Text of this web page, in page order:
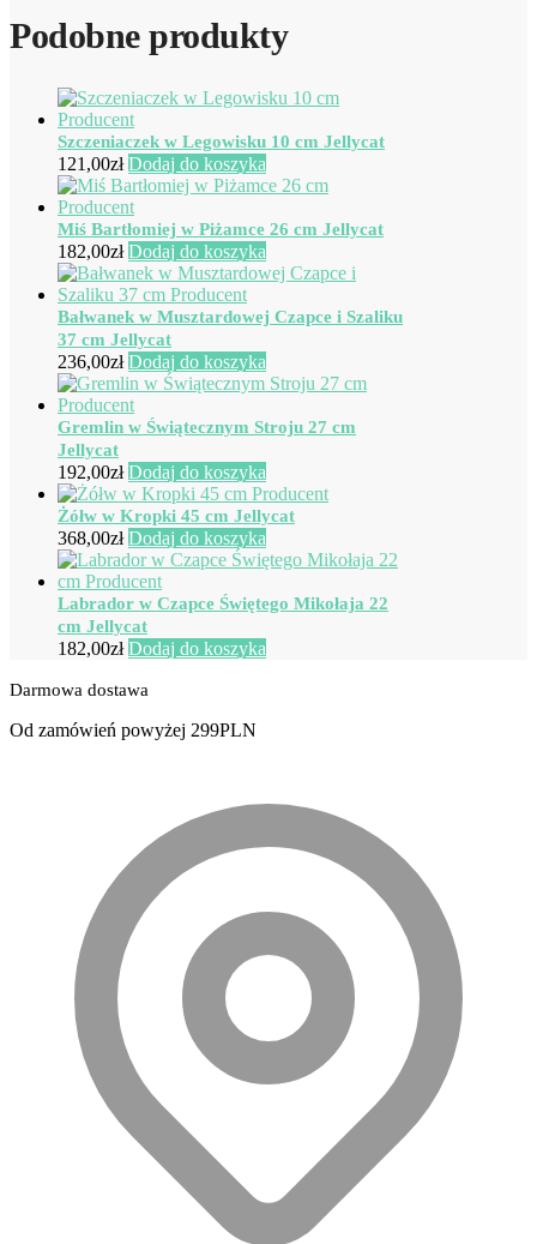
Podobne produkty
Szczeniaczek w Legowisku 10 cm Jellycat
121,00zł Dodaj do koszyka
Miś Bartłomiej w Piżamce 26 cm Jellycat
182,00zł Dodaj do koszyka
Bałwanek w Musztardowej Czapce i Szaliku
37 cm Jellycat
236,00zł Dodaj do koszyka
Gremlin w Świątecznym Stroju 27 cm
Jellycat
192,00zł Dodaj do koszyka
Żółw w Kropki 45 cm Jellycat
368,00zł Dodaj do koszyka
Labrador w Czapce Świętego Mikołaja 22
cm Jellycat
182,00zł Dodaj do koszyka
Darmowa dostawa
Od zamówień powyżej 299PLN